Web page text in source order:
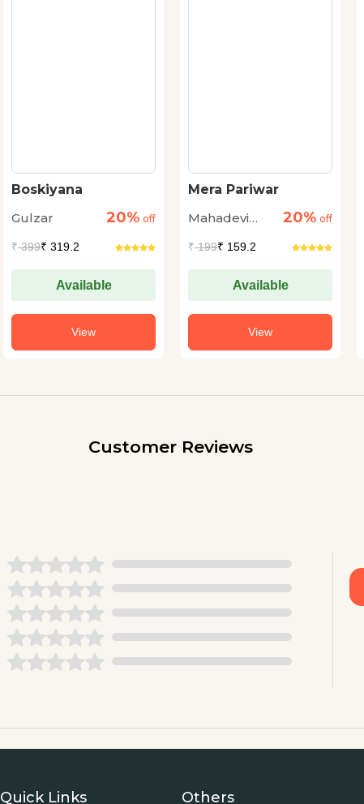
Boskiyana
Gulzar
20% off
₹399₹ 319.2
Available
View
Mera Pariwar
Mahadevi
20% off
₹199₹ 159.2
Available
View
Customer Reviews
Quick Links Others